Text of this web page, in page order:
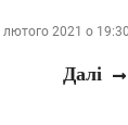
лютого 2021 о
Далі